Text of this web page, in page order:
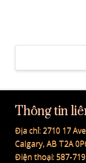
Việt
tại
Thông tin
Địa chỉ: 2710 17
Calgary, AB T2A
Điện thoại: 587-